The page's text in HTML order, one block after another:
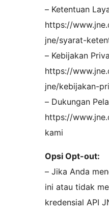
– Ketentuan
https://
jne/syarat-
– Kebijakan
https://
jne/kebijakan-
– Dukungan
https://
kami
Opsi Opt-out:
– Jika Anda
ini atau tidak
kredensial API